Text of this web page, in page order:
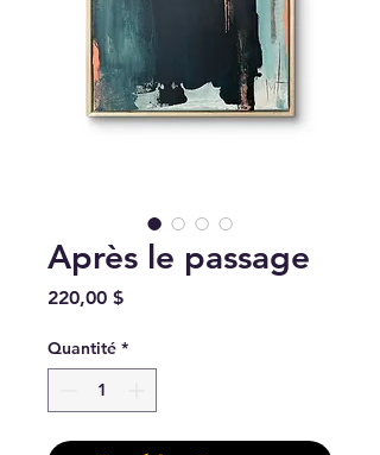
Après le passage
220,00 $Prix
Quantité *